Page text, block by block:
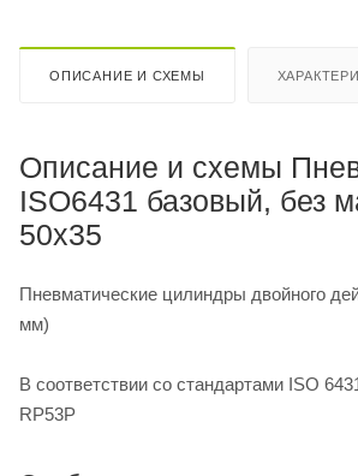
ОПИСАНИЕ И СХЕМЫ
Описание и схемы
ISO6431 базовый, без
50x35
Пневматические цилиндры двойного
мм)
В соответствии со стандартами ISO
RP53P